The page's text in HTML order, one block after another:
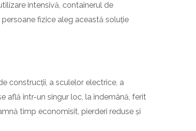
intensivă, containerul de
fizice aleg această soluție
construcții, a sculelor electrice, a
află într-un singur loc, la îndemână, ferit
timp economisit, pierderi reduse și